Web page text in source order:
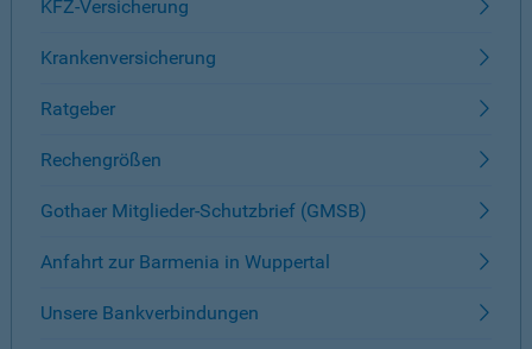
KFZ-Versicherung
Krankenversicherung
Ratgeber
Rechengrößen
Gothaer Mitglieder-Schutzbrief (GMSB)
Anfahrt zur Barmenia in Wuppertal
Unsere Bankverbindungen